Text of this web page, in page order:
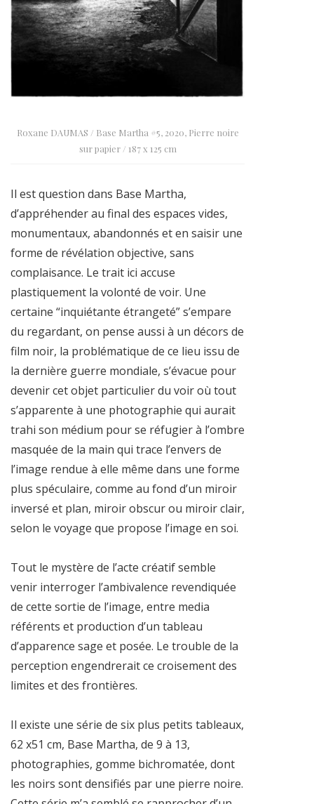
Roxane DAUMAS / Base Martha #5, 2020, Pierre noire
sur papier / 187 x 125 cm
Il est question dans Base Martha,
d’appréhender au final des espaces vides,
monumentaux, abandonnés et en saisir une
forme de révélation objective, sans
complaisance. Le trait ici accuse
plastiquement la volonté de voir. Une
certaine “inquiétante étrangeté” s’empare
du regardant, on pense aussi à un décors de
film noir, la problématique de ce lieu issu de
la dernière guerre mondiale, s’évacue pour
devenir cet objet particulier du voir où tout
s’apparente à une photographie qui aurait
trahi son médium pour se réfugier à l’ombre
masquée de la main qui trace l’envers de
l’image rendue à elle même dans une forme
plus spéculaire, comme au fond d’un miroir
inversé et plan, miroir obscur ou miroir clair,
selon le voyage que propose l’image en soi.
Tout le mystère de l’acte créatif semble
venir interroger l’ambivalence revendiquée
de cette sortie de l’image, entre media
référents et production d’un tableau
d’apparence sage et posée. Le trouble de la
perception engendrerait ce croisement des
limites et des frontières.
Il existe une série de six plus petits tableaux,
62 x51 cm, Base Martha, de 9 à 13,
photographies, gomme bichromatée, dont
les noirs sont densifiés par une pierre noire.